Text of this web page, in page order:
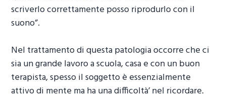
scriverlo correttamente posso riprodurlo con il
suono”.
Nel trattamento di questa patologia occorre che ci
sia un grande lavoro a scuola, casa e con un buon
terapista, spesso il soggetto è essenzialmente
attivo di mente ma ha una difficoltà’ nel ricordare.